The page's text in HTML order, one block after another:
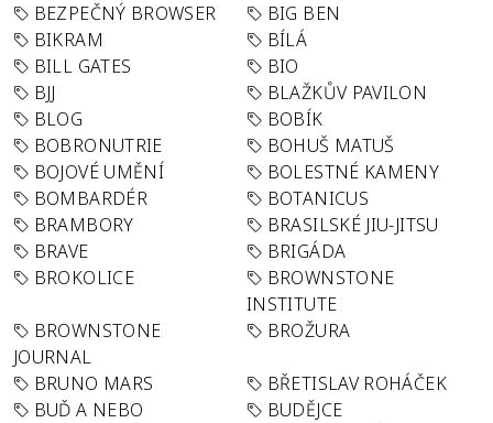
BEZPEČNÝ BROWSER
BIG BEN
BIKRAM
BÍLÁ
BILL GATES
BIO
BJJ
BLAŽKŮV PAVILON
BLOG
BOBÍK
BOBRONUTRIE
BOHUŠ MATUŠ
BOJOVÉ UMĚNÍ
BOLESTNÉ KAMENY
BOMBARDÉR
BOTANICUS
BRAMBORY
BRASILSKÉ JIU-JITSU
BRAVE
BRIGÁDA
BROKOLICE
BROWNSTONE
INSTITUTE
BROWNSTONE
JOURNAL
BROŽURA
BRUNO MARS
BŘETISLAV ROHÁČEK
BUĎ A NEBO
BUDĚJCE